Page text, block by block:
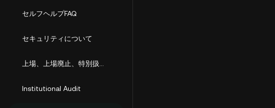
セルフヘルプFAQ
セキュリティについて
Institutional Audit